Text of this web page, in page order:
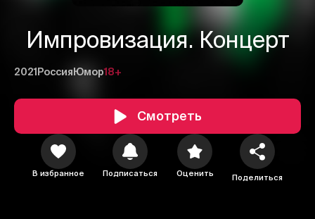
Импровизация. Концерт
2021 Россия Юмор18+
Смотреть
В избранное Подписаться Оценить Поделиться